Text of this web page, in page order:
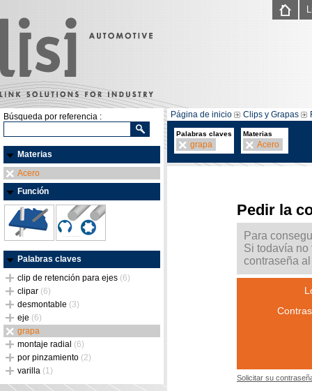
Búsqueda por referencia :
Materias
Acero
Función
Palabras claves
clip de retención para ejes (6)
clipar (6)
desmontable (3)
eje (6)
grapa
montaje radial (6)
por pinzamiento (2)
varilla (1)
Página de inicio Clips y Grapas
Palabras claves
grapa
Materias
Acero
Pedir la
Para
Si todavía no
contraseña
Solicitar su